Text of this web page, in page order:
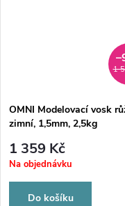
1
OMNI Modelovací vosk
zimní, 1,5mm, 2,5kg
1 359 Kč
Na objednávku
Do košíku